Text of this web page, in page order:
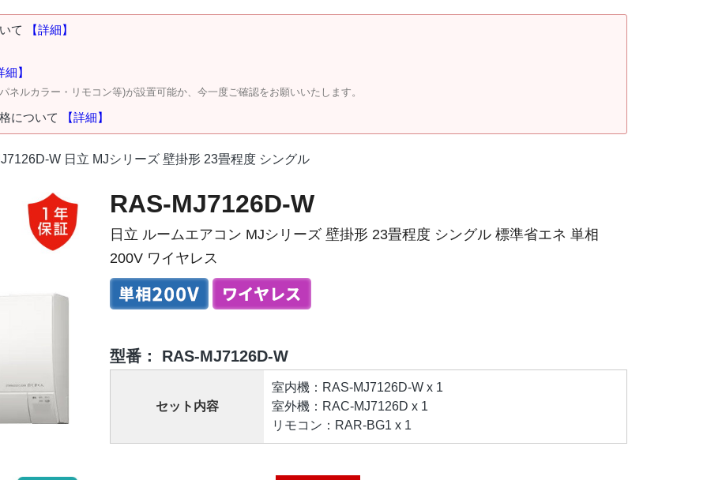
て
【詳細】
細】
ネルカラー・リモコン等)が設置可能か、今一度ご確認をお願いいたします。
について 【詳細】
W 日立 MJシリーズ 壁掛形 23畳程度 シングル
RAS-MJ7126D-W
日立 ルームエアコン MJシリーズ 壁掛形 23畳程度 シングル 標準省エネ 単相
200V ワイヤレス
型番： RAS-MJ7126D-W
セット内容
室内機：RAS-MJ7126D-W x 1
室外機：RAC-MJ7126D x 1
リモコン：RAR-BG1 x 1